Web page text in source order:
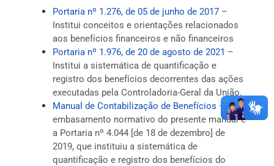
Portaria nº 1.276, de 05 de junho de 2017 –
Institui conceitos e orientações relacionados
aos benefícios financeiros e não financeiros
Portaria nº 1.976, de 20 de agosto de 2021 –
Institui a sistemática de quantificação e
registro dos benefícios decorrentes das ações
executadas pela Controladoria-Geral da União.
Manual de Contabilização de Benefícios – O
embasamento normativo do presente manual é
a Portaria nº 4.044 [de 18 de dezembro] de
2019, que instituiu a sistemática de
quantificação e registro dos benefícios do